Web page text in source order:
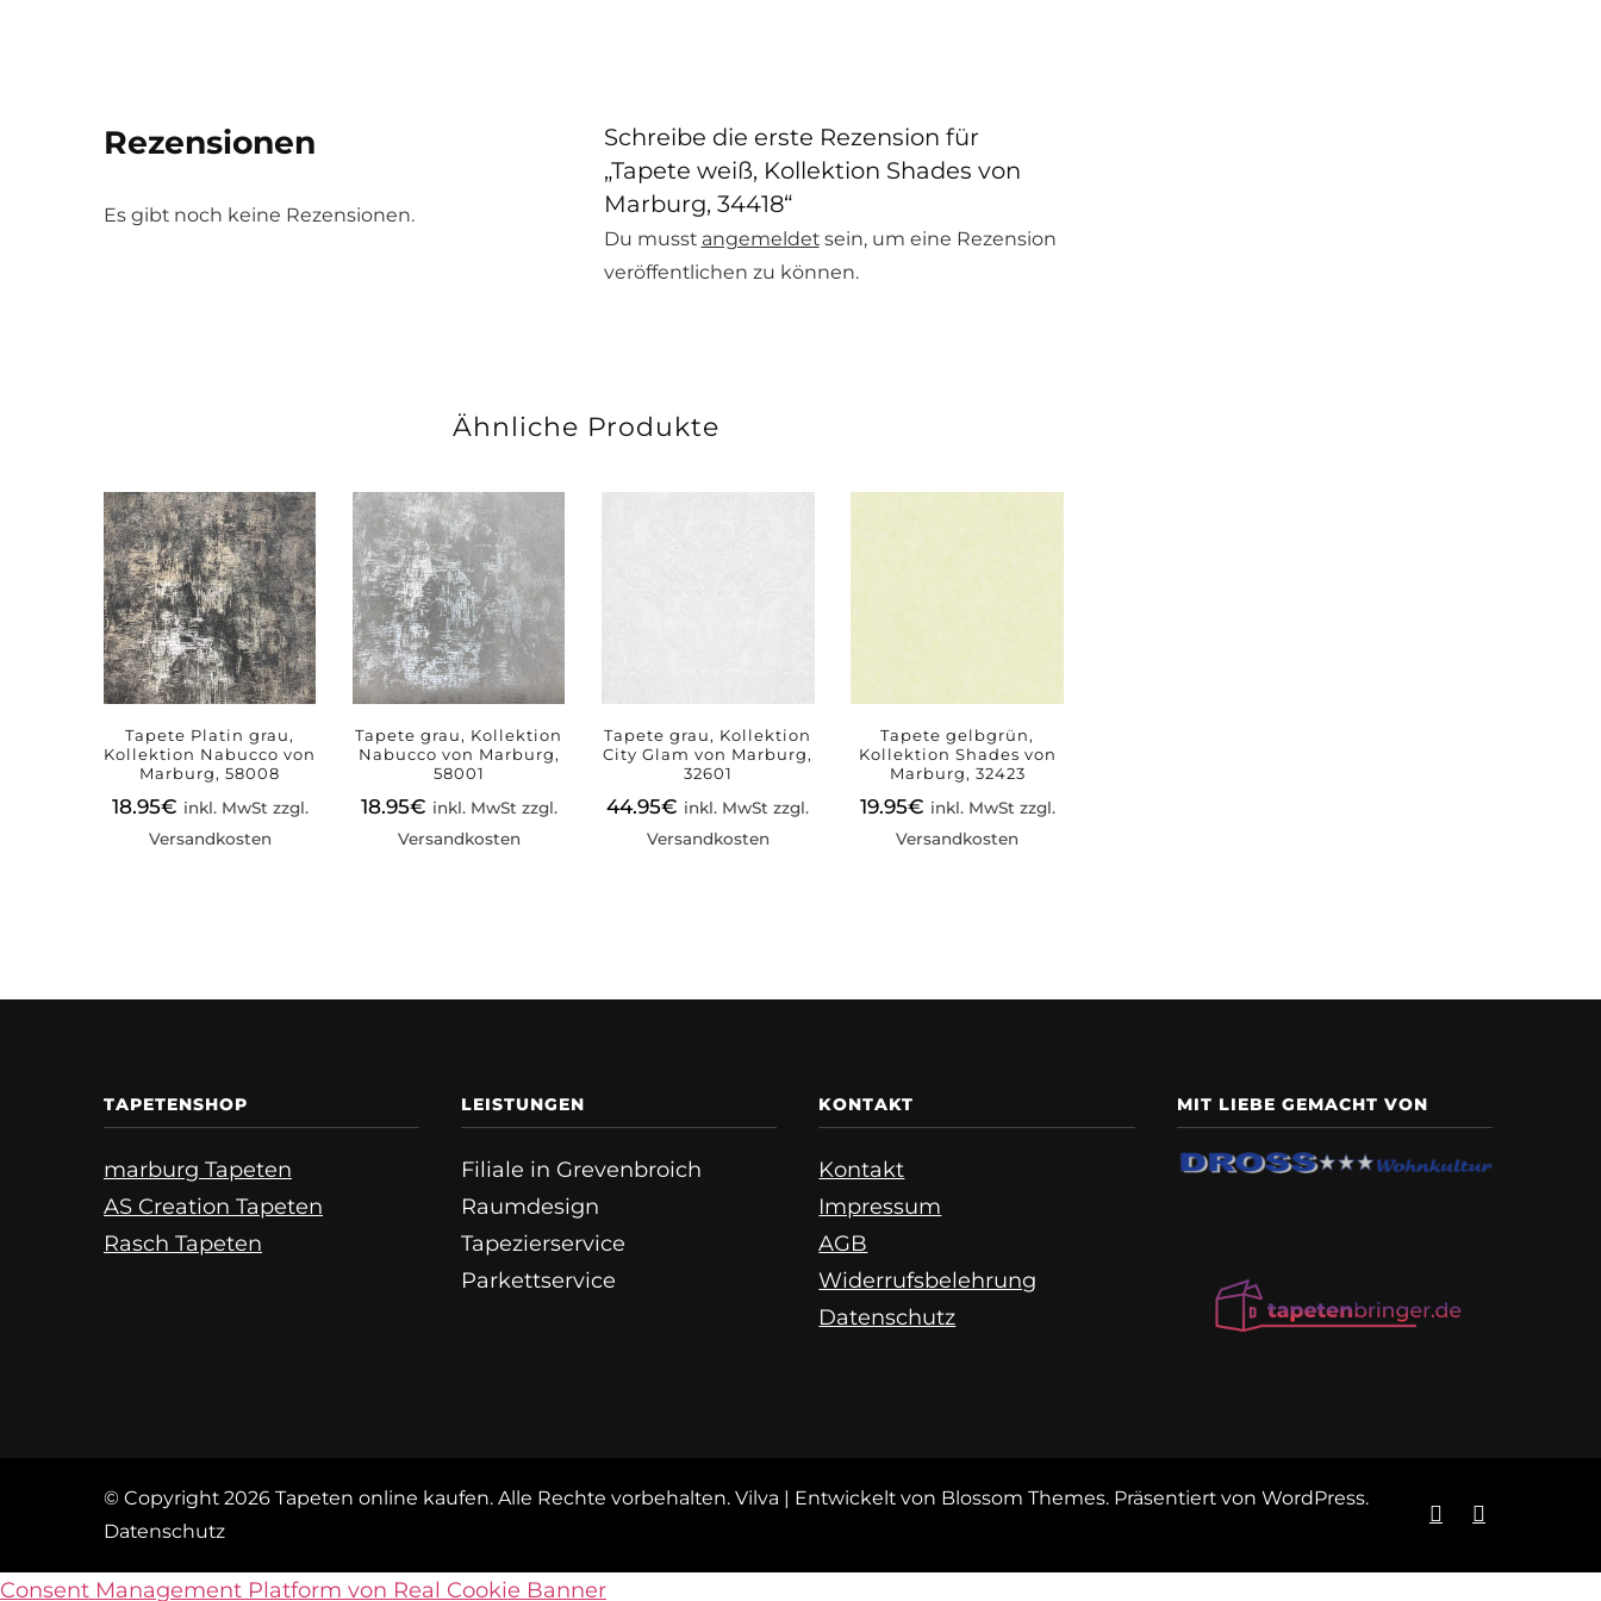
Rezensionen
Es gibt noch keine Rezensionen.
Schreibe die erste Rezension für
„Tapete weiß, Kollektion Shades von
Marburg, 34418“
Du musst angemeldetsein, um eine Rezension
veröffentlichen zu können.
Ähnliche Produkte
Tapete Platin grau,
Kollektion Nabucco von
Marburg, 58008
18.95€ inkl. MwSt zzgl.
Versandkosten
Tapete grau, Kollektion
Nabucco von Marburg,
58001
18.95€ inkl. MwSt zzgl.
Versandkosten
Tapete grau, Kollektion
City Glam von Marburg,
32601
44.95€ inkl. MwSt zzgl.
Versandkosten
Tapete gelbgrün,
Kollektion Shades von
Marburg, 32423
19.95€ inkl. MwSt zzgl.
Versandkosten
TAPETENSHOP
marburg Tapeten
AS Creation Tapeten
Rasch Tapeten
LEISTUNGEN
Filiale in Grevenbroich
Raumdesign
Tapezierservice
Parkettservice
KONTAKT
Kontakt
Impressum
AGB
Widerrufsbelehrung
Datenschutz
MIT LIEBE GEMACHT VON
© Copyright 2026 Tapeten online kaufen. Alle Rechte vorbehalten. Vilva | Entwickelt von Blossom Themes. Präsentiert von WordPress.
Datenschutz
Consent Management Platform von Real Cookie Banner